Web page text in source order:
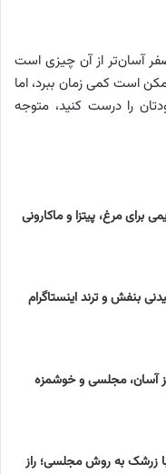
آسان‌تر از آن چیزی است
است کمی زمان ببرد، اما
را درست کنید، متوجه
مرغ، پیتزا و ماکارونی
بنفش و ترند اینستاگرام
آسان، مجلسی و خوشمزه
با زرشک به روش مجلسی؛ راز